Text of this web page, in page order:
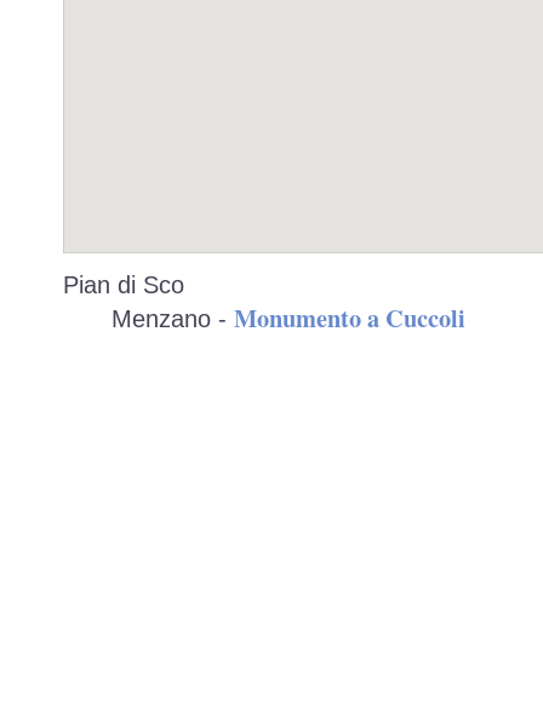
Pian di Sco
Menzano - Monumento a Cuccoli